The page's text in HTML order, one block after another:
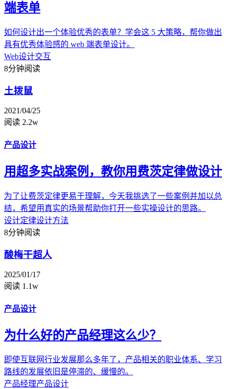
端表单
如何设计出一个体验优秀的表单？学会这 5 大策略，帮你做出
具有优秀体验感的 web 端表单设计。
Web设计交互
8分钟阅读
土拨鼠
2021/04/25
阅读 2.2w
产品设计
用超多实战案例，教你用费茨定律做设计
为了让费茨定律更易于理解，今天我挑选了一些案例并加以总
结，希望用真实的场景帮助你打开一些实操设计的思路。
设计定律设计方法
8分钟阅读
酸梅干超人
2025/01/17
阅读 1.1w
产品设计
为什么好的产品经理这么少？
即使互联网行业发展那么多年了，产品相关的职业体系、学习
路线的发展依旧是停滞的、缓慢的。
产品经理产品设计